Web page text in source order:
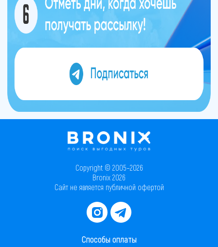
Copyright © 2005–2026
Bronix 2026
Сайт не является публичной офертой
Способы оплаты